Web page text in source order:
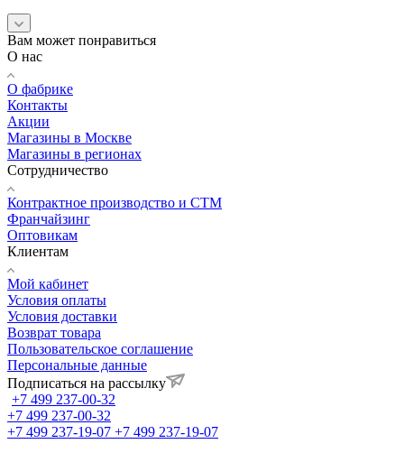
Вам может понравиться
О нас
О фабрике
Контакты
Акции
Магазины в Москве
Магазины в регионах
Сотрудничество
Контрактное производство и СТМ
Франчайзинг
Оптовикам
Клиентам
Мой кабинет
Условия оплаты
Условия доставки
Возврат товара
Пользовательское соглашение
Персональные данные
Подписаться на рассылку
+7 499 237-00-32
+7 499 237-00-32
+7 499 237-19-07 +7 499 237-19-07